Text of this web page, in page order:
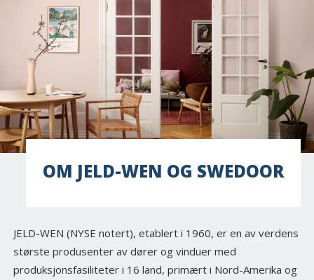
OM JELD-WEN OG SWEDOOR
JELD-WEN (NYSE notert), etablert i 1960, er en av verdens
største produsenter av dører og vinduer med
produksjonsfasiliteter i 16 land, primært i Nord-Amerika og